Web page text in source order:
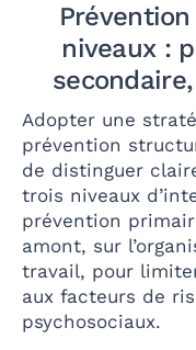
niveaux :
Adopter une
prévention
de distinguer
trois niveaux
prévention
amont, sur
travail, pour
aux facteurs de
psychosociaux.